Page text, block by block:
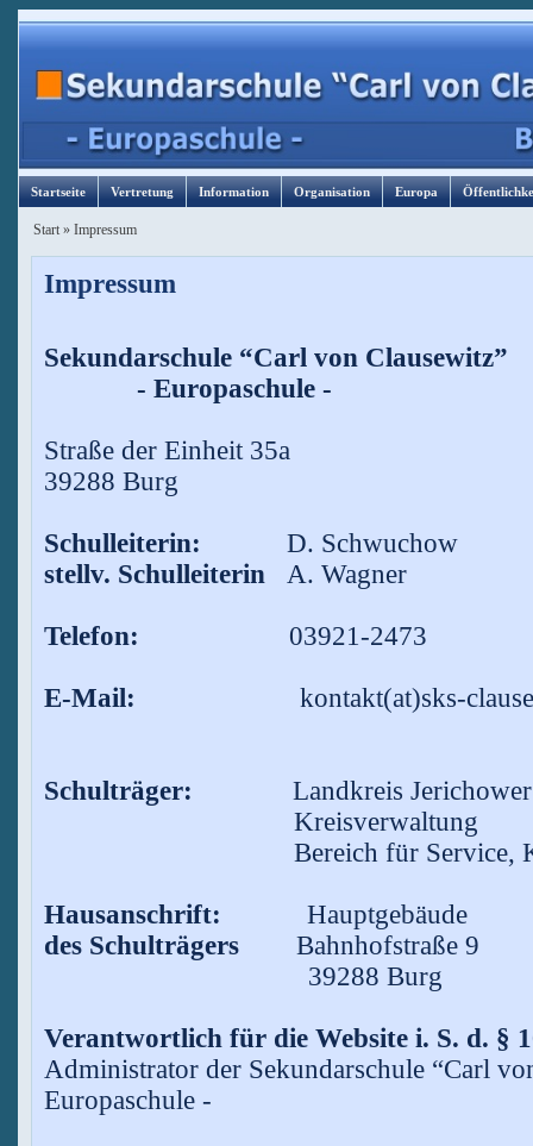
Startseite Vertretung Information Organisation Europa
Start» Impressum
Impressum
Sekundarschule “Carl von Clausewitz”
- Europaschule -
Straße der Einheit 35a
39288 Burg
Schulleiterin: D. Schwuchow
stellv. Schulleiterin A. Wagner
Telefon: 03921-2473
E-Mail: kontakt(at)sks-
Schulträger: Landkreis
Kreisverwaltung
Bereich für Service, Kultur
Hausanschrift: Hauptgebäude
des SchulträgersBahnhofstraße 9
39288 Burg
Verantwortlich für die Website i. S. d. §
Administrator der Sekundarschule “Carl
Europaschule -